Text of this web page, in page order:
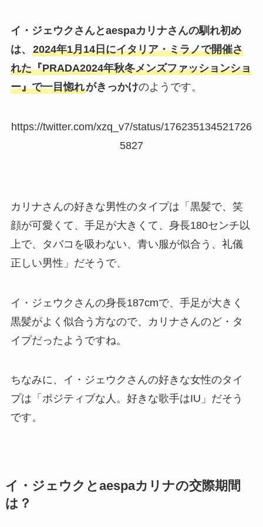
イ・ジェウクさんとaespaカリナさんの馴れ初め
は、 2024年1月14日にイタリア・ミラノで開催さ
れた『PRADA2024年秋冬メンズファッションショ
ー』で一目惚れがきっかけのようです。
https://twitter.com/xzq_v7/status/176235134521726
5827
カリナさんの好きな男性のタイプは「黒髪で、笑
顔が可愛くて、手足が大きくて、身長180センチ以
上で、タバコを吸わない、青い服が似合う、礼儀
正しい男性」だそうで、
イ・ジェウクさんの身長187cmで、手足が大きく
黒髪がよく似合う方なので、カリナさんのど・タ
イプだったようですね。
ちなみに、イ・ジェウクさんの好きな女性のタイ
プは「ポジティブな人。好きな歌手はIU」だそう
です。
イ・ジェウクとaespaカリナの交際期間
は？